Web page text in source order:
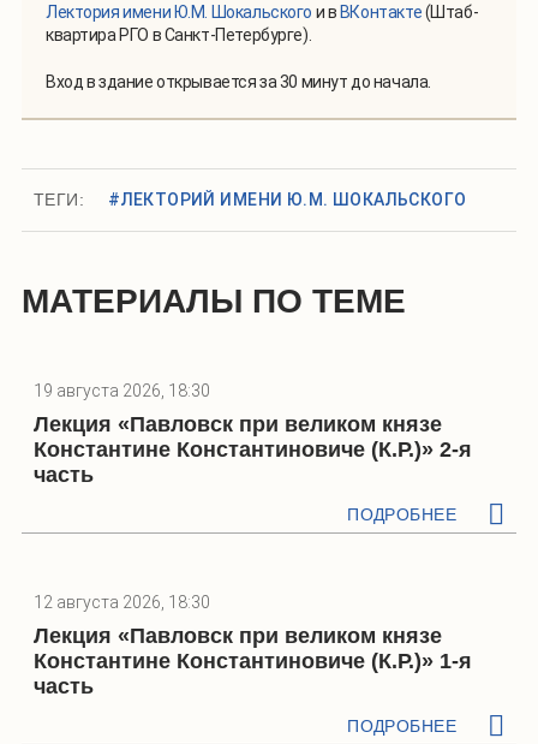
Лектория имени Ю.М. Шокальского и в ВКонтакте(Штаб-
квартира РГО в Санкт-Петербурге).
Вход в здание открывается за 30 минут до начала.
ТЕГИ: #ЛЕКТОРИЙ ИМЕНИ Ю.М. ШОКАЛЬСКОГО
МАТЕРИАЛЫ ПО ТЕМЕ
19 августа 2026, 18:30
Лекция «Павловск при великом князе
Константине Константиновиче (К.Р.)» 2-я
часть
ПОДРОБНЕЕ
12 августа 2026, 18:30
Лекция «Павловск при великом князе
Константине Константиновиче (К.Р.)» 1-я
часть
ПОДРОБНЕЕ